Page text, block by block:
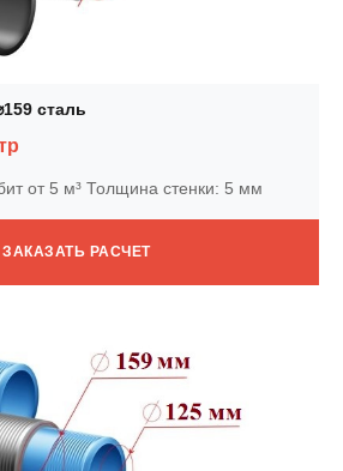
сталь
от 5 м³ Толщина стенки: 5 мм
ЗАКАЗАТЬ РАСЧЕТ